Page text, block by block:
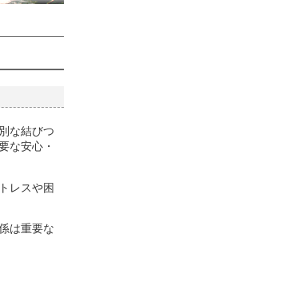
な結びつ
な安心・
レスや困
は重要な